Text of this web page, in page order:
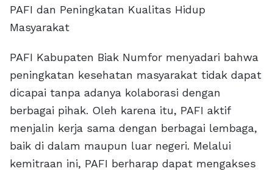
PAFI dan Peningkatan Kualitas Hidup
Masyarakat
PAFI Kabupaten Biak Numfor menyadari bahwa
peningkatan kesehatan masyarakat tidak dapat
dicapai tanpa adanya kolaborasi dengan
berbagai pihak. Oleh karena itu, PAFI aktif
menjalin kerja sama dengan berbagai lembaga,
baik di dalam maupun luar negeri. Melalui
kemitraan ini, PAFI berharap dapat mengakses